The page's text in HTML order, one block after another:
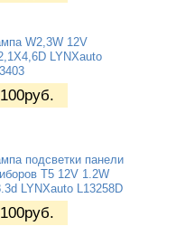
W2,3W 12V
LYNXauto
100руб.
подсветки панели
T5 12V 1.2W
LYNXauto L13258D
100руб.